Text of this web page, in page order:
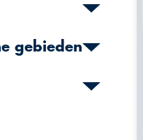
gebieden